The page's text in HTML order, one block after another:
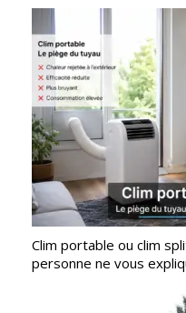
Clim portable ou clim
personne ne vous